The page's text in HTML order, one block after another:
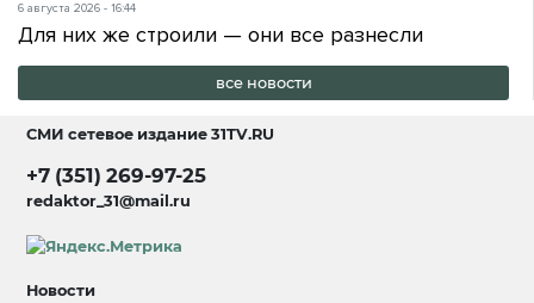
6 августа 2026 - 16:44
Для них же строили — они все разнесли
все новости
СМИ сетевое издание31TV.RU
+7 (351) 269-97-25
redaktor_31@mail.ru
Новости